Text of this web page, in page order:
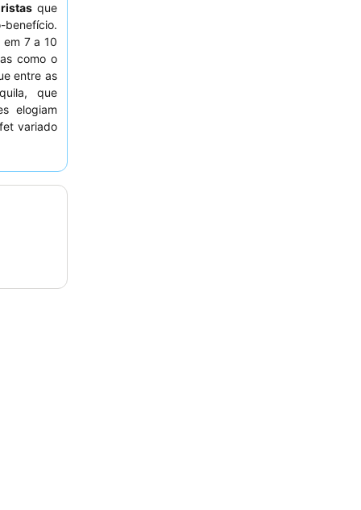
que
benefício.
em 7 a 10
como o
entre as
que
elogiam
variado